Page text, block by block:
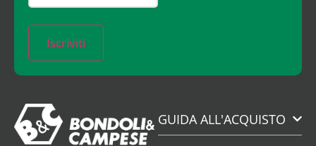
Iscriviti
GUIDA ALL'ACQUISTO